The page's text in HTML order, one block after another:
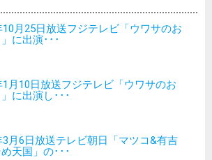
10月25日放送フジテレビ「ウワサのお
に出演･･･
1月10日放送フジテレビ「ウワサのお
に出演し･･･
3月6日放送テレビ朝日「マツコ&有吉
天国」の･･･